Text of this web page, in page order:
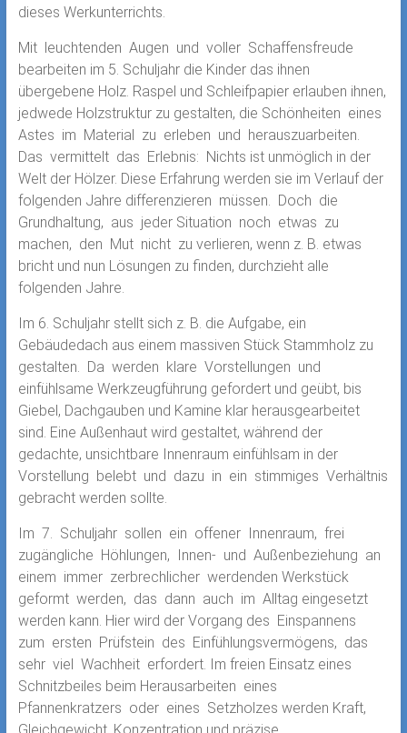
dieses Werkunterrichts.
Mit leuchtenden Augen und voller Schaffensfreude
bearbeiten im 5. Schuljahr die Kinder das ihnen
übergebene Holz. Raspel und Schleifpapier erlauben ihnen,
jedwede Holzstruktur zu gestalten, die Schönheiten eines
Astes im Material zu erleben und herauszuarbeiten.
Das vermittelt das Erlebnis: Nichts ist unmöglich in der
Welt der Hölzer. Diese Erfahrung werden sie im Verlauf der
folgenden Jahre differenzieren müssen. Doch die
Grundhaltung, aus jeder Situation noch etwas zu
machen, den Mut nicht zu verlieren, wenn z. B. etwas
bricht und nun Lösungen zu finden, durchzieht alle
folgenden Jahre.
Im 6. Schuljahr stellt sich z. B. die Aufgabe, ein
Gebäudedach aus einem massiven Stück Stammholz zu
gestalten. Da werden klare Vorstellungen und
einfühlsame Werkzeugführung gefordert und geübt, bis
Giebel, Dachgauben und Kamine klar herausgearbeitet
sind. Eine Außenhaut wird gestaltet, während der
gedachte, unsichtbare Innenraum einfühlsam in der
Vorstellung belebt und dazu in ein stimmiges Verhältnis
gebracht werden sollte.
Im 7. Schuljahr sollen ein offener Innenraum, frei
zugängliche Höhlungen, Innen- und Außenbeziehung an
einem immer zerbrechlicher werdenden Werkstück
geformt werden, das dann auch im Alltag eingesetzt
werden kann. Hier wird der Vorgang des Einspannens
zum ersten Prüfstein des Einfühlungsvermögens, das
sehr viel Wachheit erfordert. Im freien Einsatz eines
Schnitzbeiles beim Herausarbeiten eines
Pfannenkratzers oder eines Setzholzes werden Kraft,
Gleichgewicht, Konzentration und präzise